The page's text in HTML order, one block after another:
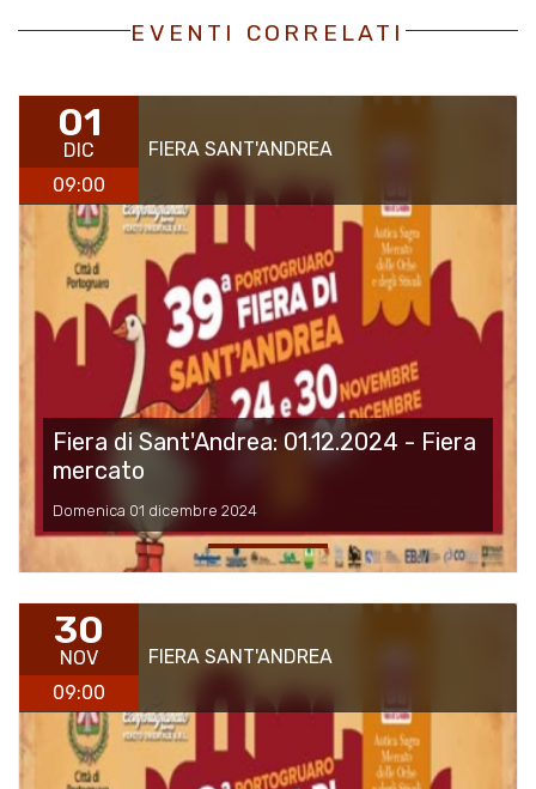
EVENTI CORRELATI
01
DIC
09:00
FIERA SANT'ANDREA
Fiera di Sant'Andrea: 01.12.2024 - Fiera
mercato
Domenica 01 dicembre 2024
30
NOV
09:00
FIERA SANT'ANDREA